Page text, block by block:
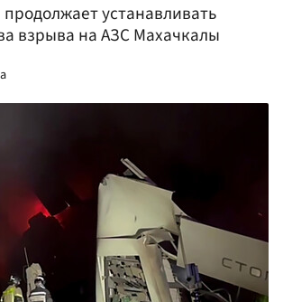
устанавливать
взрыва на АЗС Махачкалы